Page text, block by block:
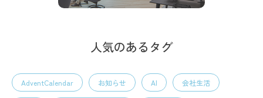
人気のあるタグ
AdventCalendar お知らせ AI 会社生活